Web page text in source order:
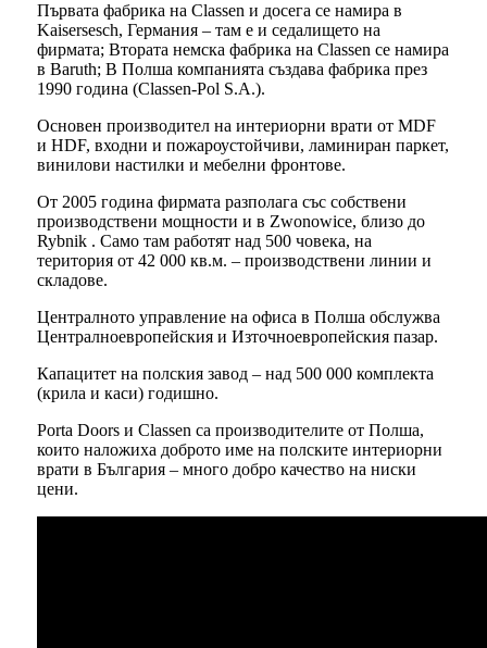
Първата фабрика на Classen и досега се намира в
Kaisersesch, Германия – там е и седалището на
фирмата; Втората немска фабрика на Classen се намира
в Baruth; В Полша компанията създава фабрика през
1990 година (Classen-Pol S.A.).
Основен производител на интериорни врати от MDF
и HDF, входни и пожароустойчиви, ламиниран паркет,
винилови настилки и мебелни фронтове.
От 2005 година фирмата разполага със собствени
производствени мощности и в Zwonowice, близо до
Rybnik . Само там работят над 500 човека, на
територия от 42 000 кв.м. – производствени линии и
складове.
Централното управление на офиса в Полша обслужва
Централноевропейския и Източноевропейския пазар.
Капацитет на полския завод – над 500 000 комплекта
(крила и каси) годишно.
Porta Doors и Classen са производителите от Полша,
които наложиха доброто име на полските интериорни
врати в България – много добро качество на ниски
цени.